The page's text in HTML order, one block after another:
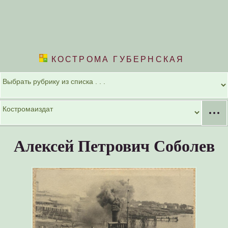
КОСТРОМА ГУБЕРНСКАЯ
···
Алексей Петрович Соболев